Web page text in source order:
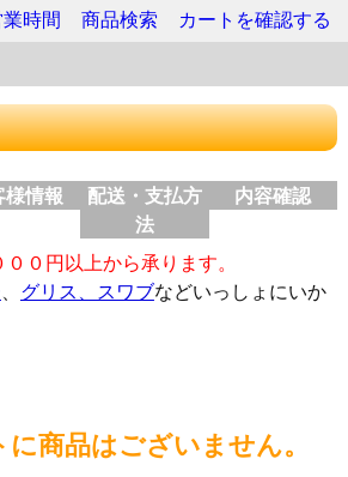
時間 商品検索 カートを確認する
様情報
配送・支払方
法
内容確認
０円以上から承ります。
、 グリス、スワブなどいっしょにいか
に商品はございません。